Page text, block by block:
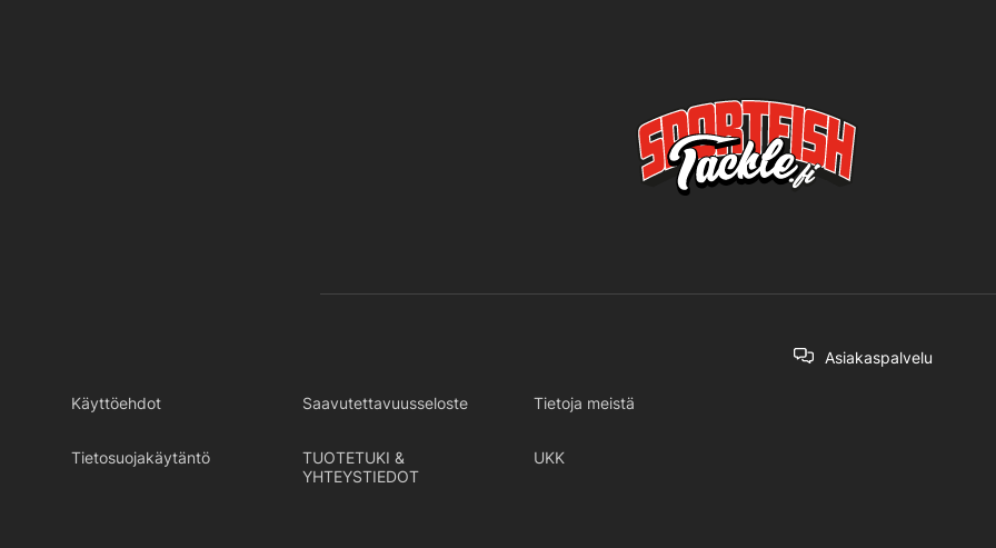
Käyttöehdot Saavutettavuusseloste Tietoja meistä
Tietosuojakäytäntö
TUOTETUKI &
YHTEYSTIEDOT
UKK
Asiakaspalvelu